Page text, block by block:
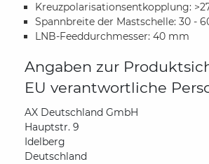
Kreuzpolarisationsentkopplung:
Spannbreite der Mastschelle: 30 -
LNB-Feeddurchmesser: 40 mm
Angaben zur
EU verantwortliche
AX Deutschland GmbH
Hauptstr. 9
Idelberg
Deutschland